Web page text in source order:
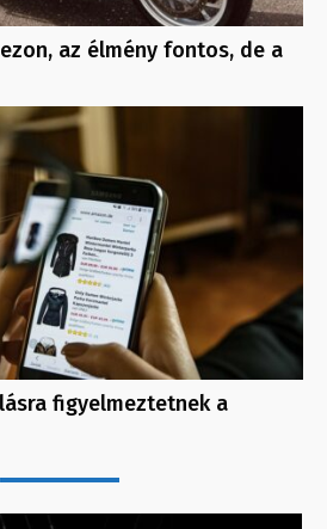
az élmény fontos, de a
figyelmeztetnek a